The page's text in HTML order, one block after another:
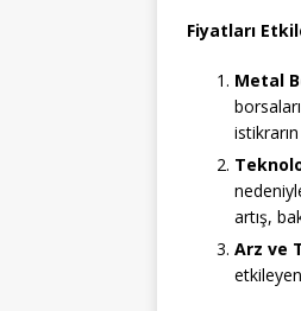
Fiyatları
Metal
artış,
Arz ve